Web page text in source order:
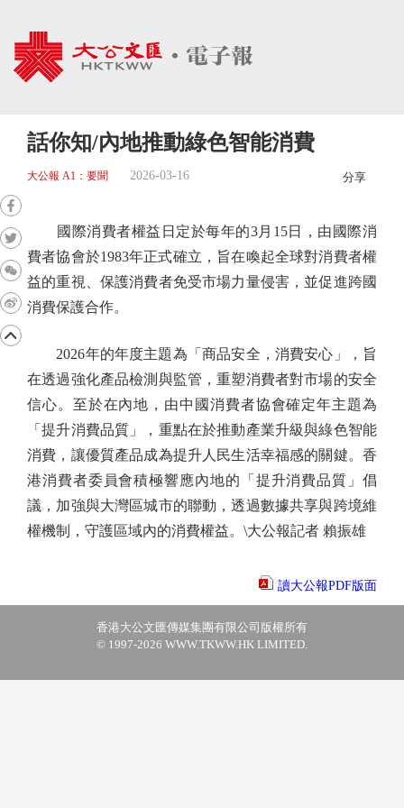
話你知/內地推動綠色智能消費
大公報 A1：要聞 2026-03-16 分享
國際消費者權益日定於每年的3月15日，由國際消
費者協會於1983年正式確立，旨在喚起全球對消費者權
益的重視、保護消費者免受市場力量侵害，並促進跨國
消費保護合作。
2026年的年度主題為「商品安全，消費安心」，旨
在透過強化產品檢測與監管，重塑消費者對市場的安全
信心。至於在內地，由中國消費者協會確定年主題為
「提升消費品質」，重點在於推動產業升級與綠色智能
消費，讓優質產品成為提升人民生活幸福感的關鍵。香
港消費者委員會積極響應內地的「提升消費品質」倡
議，加強與大灣區城市的聯動，透過數據共享與跨境維
權機制，守護區域內的消費權益。\大公報記者 賴振雄
讀大公報PDF版面
香港大公文匯傳媒集團有限公司版權所有
© 1997-2026 WWW.TKWW.HK LIMITED.